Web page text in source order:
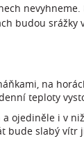
budou srážky
na
teploty
ojediněle i v
bude slabý vítr